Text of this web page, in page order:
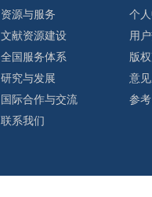
资源与服务
文献资源建设
全国服务体系
研究与发展
国际合作与交流
联系我们
个
用
版
意
参